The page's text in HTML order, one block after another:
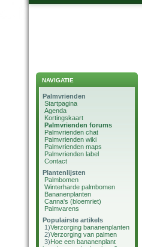
NAVIGATIE
Palmvrienden
Startpagina
Agenda
Kortingskaart
Palmvrienden forums
Palmvrienden chat
Palmvrienden wiki
Palmvrienden maps
Palmvrienden label
Contact
Plantenlijsten
Palmbomen
Winterharde palmbomen
Bananenplanten
Canna's (bloemriet)
Palmvarens
Populairste artikels
1)Verzorging bananenplanten
2)Verzorging van palmen
3)Hoe een bananenplant